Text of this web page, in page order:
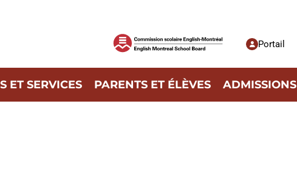
Portail
ET SERVICES PARENTS ET ÉLÈVES ADMISSIONS